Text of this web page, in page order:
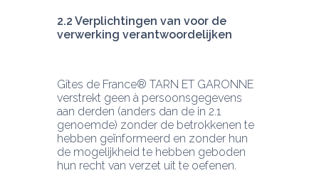
2.2 Verplichtingen van voor de
verwerking verantwoordelijken
Gîtes de France® TARN ET GARONNE
verstrekt geen à persoonsgegevens
aan derden (anders dan de in 2.1
genoemde) zonder de betrokkenen te
hebben geïnformeerd en zonder hun
de mogelijkheid te hebben geboden
hun recht van verzet uit te oefenen.